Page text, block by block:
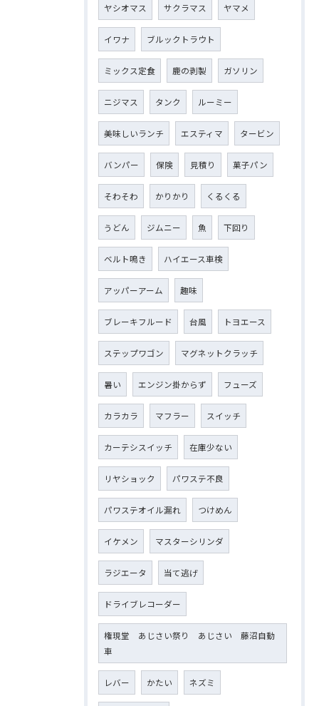
ヤシオマス サクラマス ヤマメ
イワナ ブルックトラウト
ミックス定食 鹿の剥製 ガソリン
ニジマス タンク ルーミー
美味しいランチ エスティマ タービン
バンパー 保険 見積り 菓子パン
そわそわ かりかり くるくる
うどん ジムニー 魚 下回り
ベルト鳴き ハイエース車検
アッパーアーム 趣味
ブレーキフルード 台風 トヨエース
ステップワゴン マグネットクラッチ
暑い エンジン掛からず フューズ
カラカラ マフラー スイッチ
カーテシスイッチ 在庫少ない
リヤショック パワステ不良
パワステオイル漏れ つけめん
イケメン マスターシリンダ
ラジエータ 当て逃げ
ドライブレコーダー
権現堂 あじさい祭り あじさい 藤沼自動
車
レバー かたい ネズミ